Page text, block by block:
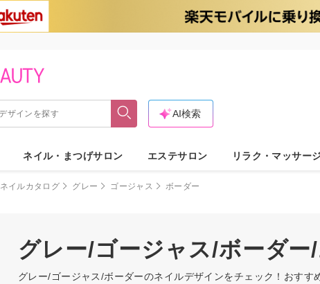
AI検索
ネイル・まつげサロン エステサロン リラク・マッサー
ネイルカタログ グレー ゴージャス ボーダー
グレー/ゴージャス/ボーダ
グレー/ゴージャス/ボーダーのネイルデザインをチェック！おす